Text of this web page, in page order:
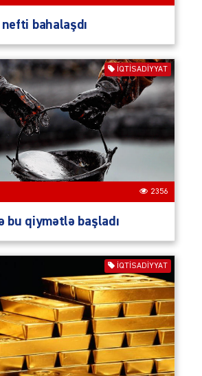
bahalaşdı
İQTISADIYYAT
2356
bu qiymətlə başladı
İQTISADIYYAT